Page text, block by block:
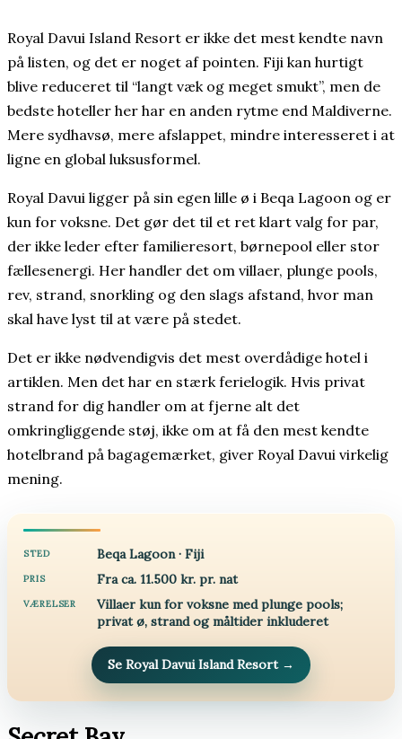
Royal Davui Island Resort er ikke det mest kendte navn
på listen, og det er noget af pointen. Fiji kan hurtigt
blive reduceret til “langt væk og meget smukt”, men de
bedste hoteller her har en anden rytme end Maldiverne.
Mere sydhavsø, mere afslappet, mindre interesseret i at
ligne en global luksusformel.
Royal Davui ligger på sin egen lille ø i Beqa Lagoon og er
kun for voksne. Det gør det til et ret klart valg for par,
der ikke leder efter familieresort, børnepool eller stor
fællesenergi. Her handler det om villaer, plunge pools,
rev, strand, snorkling og den slags afstand, hvor man
skal have lyst til at være på stedet.
Det er ikke nødvendigvis det mest overdådige hotel i
artiklen. Men det har en stærk ferielogik. Hvis privat
strand for dig handler om at fjerne alt det
omkringliggende støj, ikke om at få den mest kendte
hotelbrand på bagagemærket, giver Royal Davui virkelig
mening.
STED Beqa Lagoon · Fiji
PRIS Fra ca. 11.500 kr. pr. nat
VÆRELSER
Villaer kun for voksne med plunge pools;
privat ø, strand og måltider inkluderet
Se Royal Davui Island Resort →